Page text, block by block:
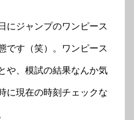
にジャンプのワンピース
です（笑）。 ワンピース
や、模試の結果なんか気
に現在の時刻チェックな